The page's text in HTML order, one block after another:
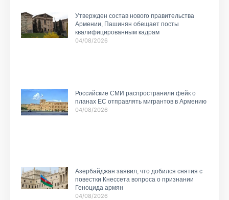
Утвержден состав нового правительства
Армении, Пашинян обещает посты
квалифицированным кадрам
04/08/2026
Российские СМИ распространили фейк о
планах ЕС отправлять мигрантов в Армению
04/08/2026
Азербайджан заявил, что добился снятия с
повестки Кнессета вопроса о признании
Геноцида армян
04/08/2026